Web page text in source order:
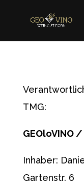
TMG:
GEOloVINO
Inhaber:
Gartenstr. 6